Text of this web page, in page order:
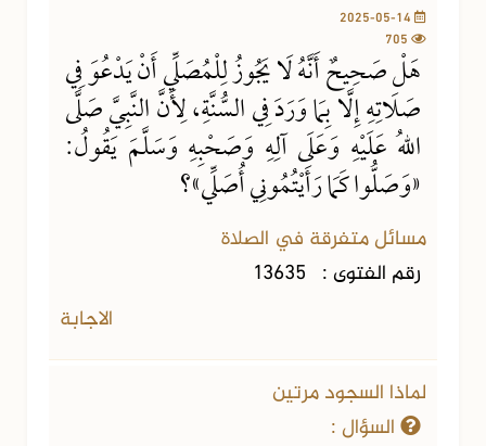
هَلْ صَحِيحٌ أَنَّهُ لَا يَجُوزُ لِلْمُصَلِّي أَنْ يَدْعُوَ فِي
صَلَاتِهِ إِلَّا بِمَا وَرَدَ فِي السُّنَّةِ، لِأَنَّ النَّبِيَّ صَلَّى
اللهُ عَلَيْهِ وَعَلَى آلِهِ وَصَحْبِهِ وَسَلَّمَ يَقُولُ:
«وَصَلُّوا كَمَا رَأَيْتُمُونِي أُصَلِّي»؟
مسائل متفرقة في الصلاة
رقم الفتوى : 13635
الاجابة
لماذا السجود مرتين
السؤال :